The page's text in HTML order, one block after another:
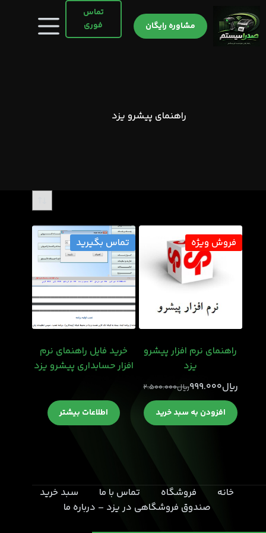
به
محتوا
مشاوره رایگان
تماس
فوری
راهنمای پیشرو یزد
فروش ویژه
راهنمای نرم افزار پیشرو
یزد
﷼2.500.000قیمت
اصلی
﷼2.500.000
﷼999.000قیمت
فعلی
﷼999.000
است.
افزودن به سبد خرید
تماس بگیرید
خرید فایل راهنمای نرم
افزار حسابداری پیشرو یزد
اطلاعات بیشتر
خانه فروشگاه تماس با ما
سبد خرید
صندوق فروشگاهی در یزد – درباره ما